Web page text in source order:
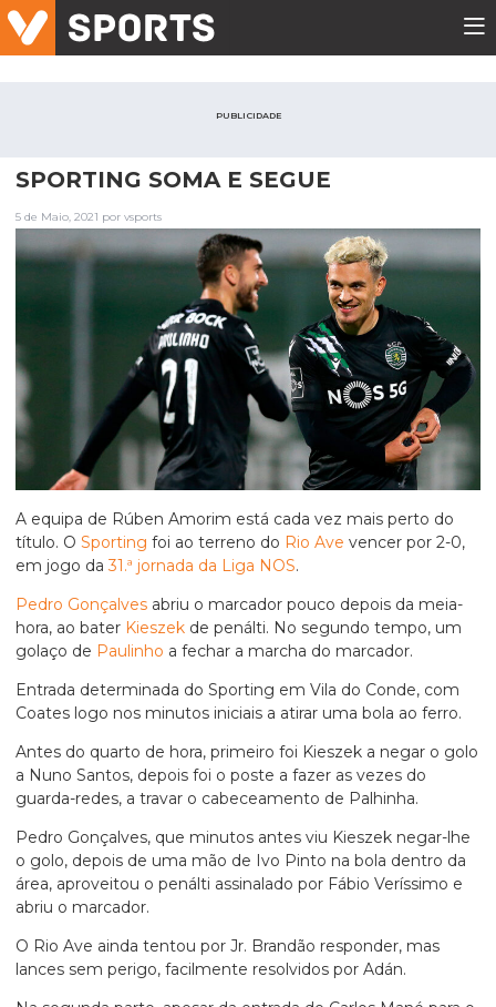
PUBLICIDADE
SPORTING SOMA E SEGUE
5 de Maio, 2021 por vsports
A equipa de Rúben Amorim está cada vez mais perto do
título. O Sporting foi ao terreno do Rio Ave vencer por 2-0,
em jogo da31.ª jornada da Liga NOS.
Pedro Gonçalves abriu o marcador pouco depois da meia-
hora, ao bater Kieszek de penálti. No segundo tempo, um
golaço de Paulinho a fechar a marcha do marcador.
Entrada determinada do Sporting em Vila do Conde, com
Coates logo nos minutos iniciais a atirar uma bola ao ferro.
Antes do quarto de hora, primeiro foi Kieszek a negar o golo
a Nuno Santos, depois foi o poste a fazer as vezes do
guarda-redes, a travar o cabeceamento de Palhinha.
Pedro Gonçalves, que minutos antes viu Kieszek negar-lhe
o golo, depois de uma mão de Ivo Pinto na bola dentro da
área, aproveitou o penálti assinalado por Fábio Veríssimo e
abriu o marcador.
O Rio Ave ainda tentou por Jr. Brandão responder, mas
lances sem perigo, facilmente resolvidos por Adán.